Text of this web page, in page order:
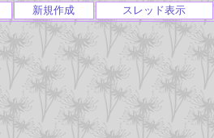
新規作成 スレッド表示